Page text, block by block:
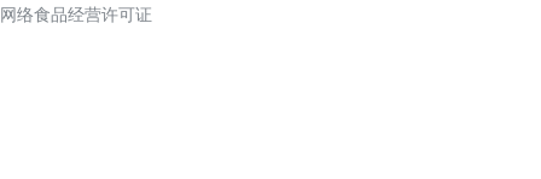
网络食品经营许可证